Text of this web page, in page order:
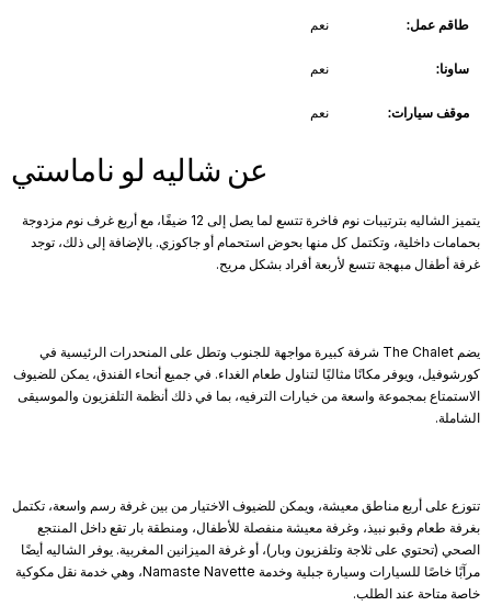
طاقم عمل: نعم
ساونا: نعم
موقف سيارات: نعم
عن شاليه لو ناماستي
يتميز الشاليه بترتيبات نوم فاخرة تتسع لما يصل إلى 12 ضيفًا، مع أربع غرف نوم مزدوجة
بحمامات داخلية، وتكتمل كل منها بحوض استحمام أو جاكوزي. بالإضافة إلى ذلك، توجد
غرفة أطفال مبهجة تتسع لأربعة أفراد بشكل مريح.
يضم The Chalet شرفة كبيرة مواجهة للجنوب وتطل على المنحدرات الرئيسية في
كورشوفيل، ويوفر مكانًا مثاليًا لتناول طعام الغداء. في جميع أنحاء الفندق، يمكن للضيوف
الاستمتاع بمجموعة واسعة من خيارات الترفيه، بما في ذلك أنظمة التلفزيون والموسيقى
الشاملة.
تتوزع على أربع مناطق معيشة، ويمكن للضيوف الاختيار من بين غرفة رسم واسعة، تكتمل
بغرفة طعام وقبو نبيذ، وغرفة معيشة منفصلة للأطفال، ومنطقة بار تقع داخل المنتجع
الصحي (تحتوي على ثلاجة وتلفزيون وبار)، أو غرفة الميزانين المغربية. يوفر الشاليه أيضًا
مرآبًا خاصًا للسيارات وسيارة جبلية وخدمة Namaste Navette، وهي خدمة نقل مكوكية
خاصة متاحة عند الطلب.